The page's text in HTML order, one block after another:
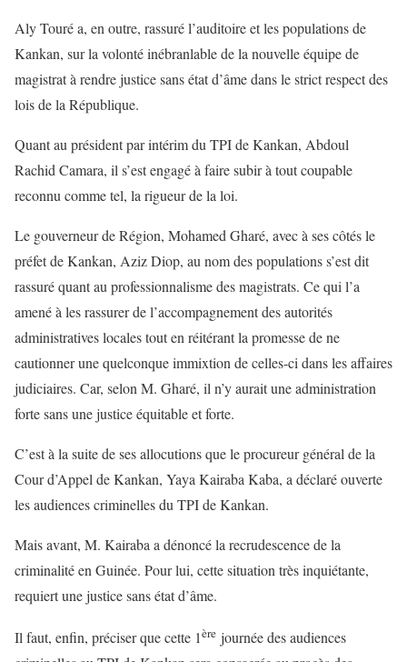
Aly Touré a, en outre, rassuré l’auditoire et les populations de
Kankan, sur la volonté inébranlable de la nouvelle équipe de
magistrat à rendre justice sans état d’âme dans le strict respect des
lois de la République.
Quant au président par intérim du TPI de Kankan, Abdoul
Rachid Camara, il s’est engagé à faire subir à tout coupable
reconnu comme tel, la rigueur de la loi.
Le gouverneur de Région, Mohamed Gharé, avec à ses côtés le
préfet de Kankan, Aziz Diop, au nom des populations s’est dit
rassuré quant au professionnalisme des magistrats. Ce qui l’a
amené à les rassurer de l’accompagnement des autorités
administratives locales tout en réitérant la promesse de ne
cautionner une quelconque immixtion de celles-ci dans les affaires
judiciaires. Car, selon M. Gharé, il n’y aurait une administration
forte sans une justice équitable et forte.
C’est à la suite de ses allocutions que le procureur général de la
Cour d’Appel de Kankan, Yaya Kairaba Kaba, a déclaré ouverte
les audiences criminelles du TPI de Kankan.
Mais avant, M. Kairaba a dénoncé la recrudescence de la
criminalité en Guinée. Pour lui, cette situation très inquiétante,
requiert une justice sans état d’âme.
Il faut, enfin, préciser que cette 1ère journée des audiences